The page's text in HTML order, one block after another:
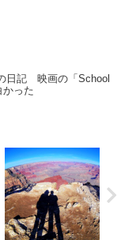
日記 映画の「School
かった